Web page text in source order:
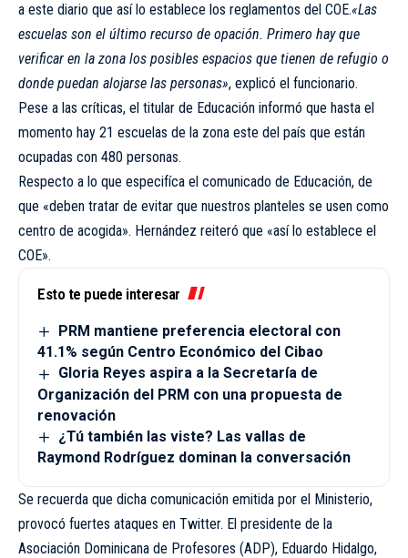
a este diario que así lo establece los reglamentos del COE.«Las
escuelas son el último recurso de opación. Primero hay que
verificar en la zona los posibles espacios que tienen de refugio o
donde puedan alojarse las personas», explicó el funcionario.
Pese a las críticas, el titular de Educación informó que hasta el
momento hay 21 escuelas de la zona este del país que están
ocupadas con 480 personas.
Respecto a lo que especifíca el comunicado de Educación, de
que «deben tratar de evitar que nuestros planteles se usen como
centro de acogida». Hernández reiteró que «así lo establece el
COE».
Esto te puede interesar
PRM mantiene preferencia electoral con
41.1% según Centro Económico del Cibao
Gloria Reyes aspira a la Secretaría de
Organización del PRM con una propuesta de
renovación
¿Tú también las viste? Las vallas de
Raymond Rodríguez dominan la conversación
Se recuerda que dicha comunicación emitida por el Ministerio,
provocó fuertes ataques en Twitter. El presidente de la
Asociación Dominicana de Profesores (ADP), Eduardo Hidalgo,